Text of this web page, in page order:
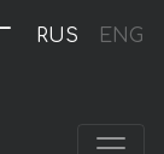
RUS ENG